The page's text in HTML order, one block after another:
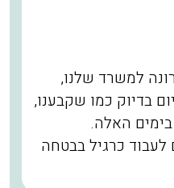
למשרד שלנו,
בדיוק כמו שקבענו,
בימים האלה.
לעבוד כרגיל בבטחה